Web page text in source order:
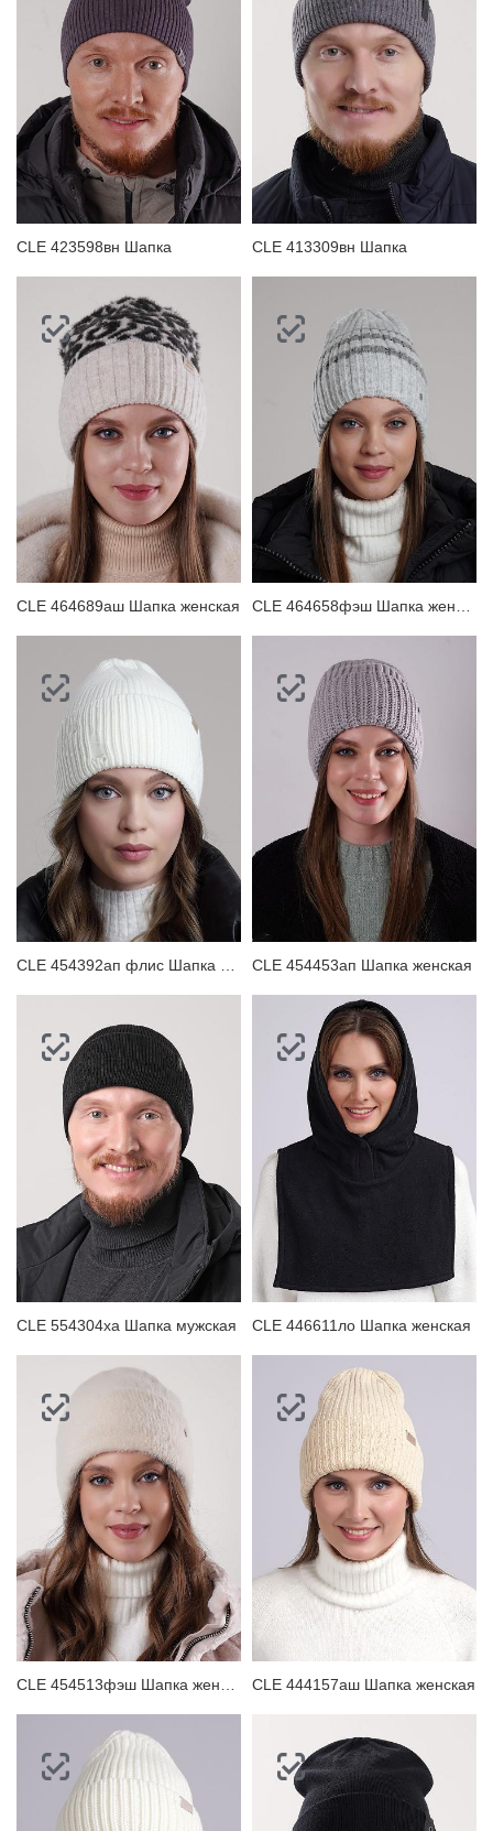
CLE 423598вн Шапка CLE 413309вн Шапка
CLE 464689аш Шапка женская
CLE 454392ап флис Шапка женская CLE 454453ап Шапка женская
CLE 554304ха Шапка мужская CLE 446611ло Шапка женская
CLE 444157аш Шапка женская